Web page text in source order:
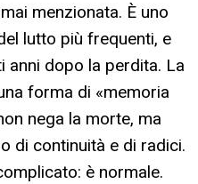
menzionata. È uno
lutto più frequenti, e
anni dopo la perdita. La
forma di «memoria
nega la morte, ma
di continuità e di radici.
è normale.